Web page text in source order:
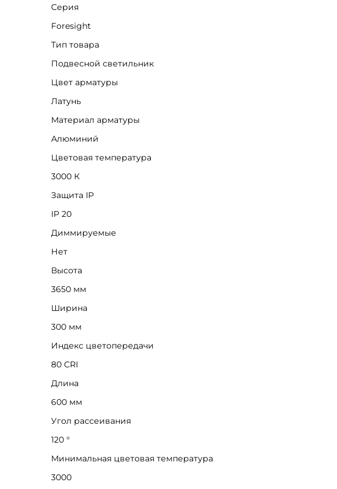
Серия
Foresight
Тип товара
Подвесной светильник
Цвет арматуры
Латунь
Материал арматуры
Алюминий
Цветовая температура
3000 К
Защита IP
IP 20
Диммируемые
Нет
Высота
3650 мм
Ширина
300 мм
Индекс цветопередачи
80 CRI
Длина
600 мм
Угол рассеивания
120 °
Минимальная цветовая температура
3000